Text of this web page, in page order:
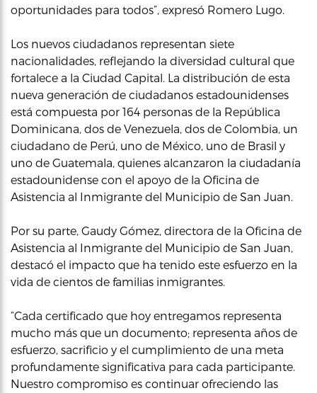
oportunidades para todos”, expresó Romero Lugo.
Los nuevos ciudadanos representan siete
nacionalidades, reflejando la diversidad cultural que
fortalece a la Ciudad Capital. La distribución de esta
nueva generación de ciudadanos estadounidenses
está compuesta por 164 personas de la República
Dominicana, dos de Venezuela, dos de Colombia, un
ciudadano de Perú, uno de México, uno de Brasil y
uno de Guatemala, quienes alcanzaron la ciudadanía
estadounidense con el apoyo de la Oficina de
Asistencia al Inmigrante del Municipio de San Juan.
Por su parte, Gaudy Gómez, directora de la Oficina de
Asistencia al Inmigrante del Municipio de San Juan,
destacó el impacto que ha tenido este esfuerzo en la
vida de cientos de familias inmigrantes.
“Cada certificado que hoy entregamos representa
mucho más que un documento; representa años de
esfuerzo, sacrificio y el cumplimiento de una meta
profundamente significativa para cada participante.
Nuestro compromiso es continuar ofreciendo las